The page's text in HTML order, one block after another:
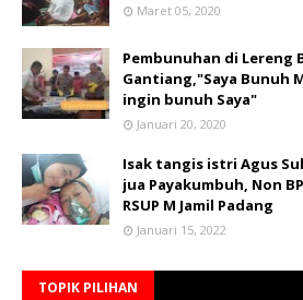
Maret 05, 2020
Pembunuhan di Lereng
Gantiang,"Saya Bunuh
ingin bunuh Saya"
Januari 20, 2020
Isak tangis istri Agus
jua Payakumbuh, Non
RSUP M Jamil Padang
Januari 15, 2022
TOPIK PILIHAN